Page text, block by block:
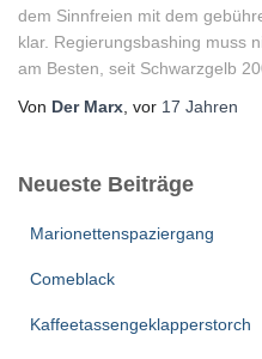
dem Sinnfreien mit dem
klar. Regierungsbashing muss
am Besten, seit Schwarzgelb
Von Der Marx , vor 17 Jahren
Neueste Beiträge
Marionettenspaziergang
Comeblack
Kaffeetassengeklapperstorch